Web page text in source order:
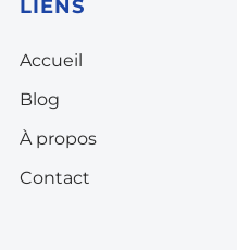
LIENS
Accueil
Blog
À propos
Contact